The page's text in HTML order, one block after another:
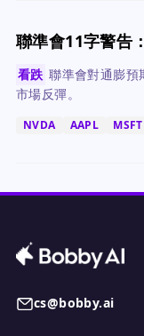
聯準會11字警告
看跌 聯準會對通膨預
市場反彈。
NVDA AAPL MSFT
cs@bobby.ai